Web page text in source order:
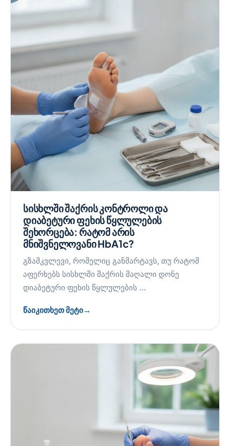
სისხლში შაქრის კონტროლი და
დიაბეტური ფეხის წყლულების
შეხორცება: რატომ არის
მნიშვნელოვანი HbA1c?
გზამკვლევი, რომელიც განმარტავს, თუ რატომ
აფერხებს სისხლში შაქრის მაღალი დონე
დიაბეტური ფეხის წყლულების …
წაიკითხეთ მეტი